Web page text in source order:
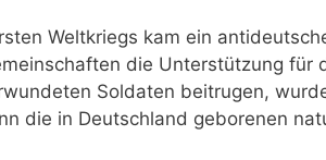
Weltkriegs kam ein
die Unterstützung für
Soldaten beitrugen,
die in Deutschland geborenen